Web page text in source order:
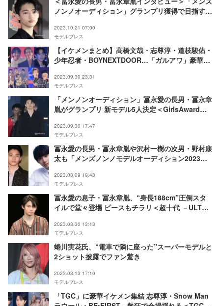
ノンノオーディション」グランプリ獲得で目指すモ
2023.10.21 07:00
モデルプレス
【イケメンまとめ】高橋文哉・志尊淳・道枝駿佑・
少年忍者・BOYNEXTDOOR…「ガルアワ」豪華集
2023.09.30 23:31
モデルプレス
「メンノンオーディション」冨永愛の長男・冨永章
胤がグランプリ 新モデル5人決定＜GirlsAward
2023.09.30 17:47
モデルプレス
冨永愛の長男・冨永章胤や沢村一樹の次男・野村康
太も「メンズノンノモデルオーディション2023」
2023.08.09 19:43
モデルプレス
冨永愛の息子・冨永章胤、“身長188cm”圧倒スタ
イルで堂々登場 ピースもチラリ＜超十代 －ULTRA
2023.03.30 13:13
モデルプレス
蜷川実花氏、“電車で隣に座った”スーパーモデルと
2ショット披露でファン驚き
2023.03.13 17:10
モデルプレス
「TGC」に豪華イケメン集結 志尊淳・Snow Man